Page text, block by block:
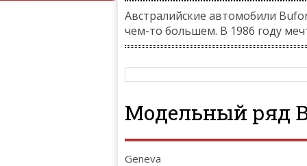
Австралийские автомобили
чем-то большем. В 1986 году
Модельный ряд
Geneva